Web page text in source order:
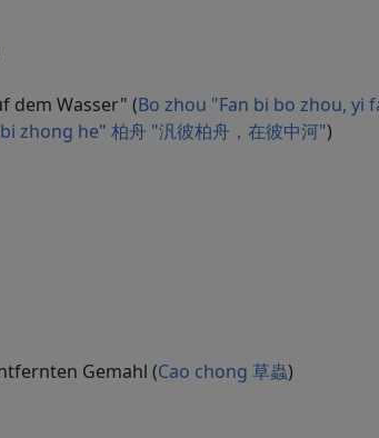
dem Wasser" (Bo zhou "Fan bi bo zhou, yi
zhong he" 柏舟 "汎彼柏舟，在彼中河")
Gemahl (Cao chong 草蟲)